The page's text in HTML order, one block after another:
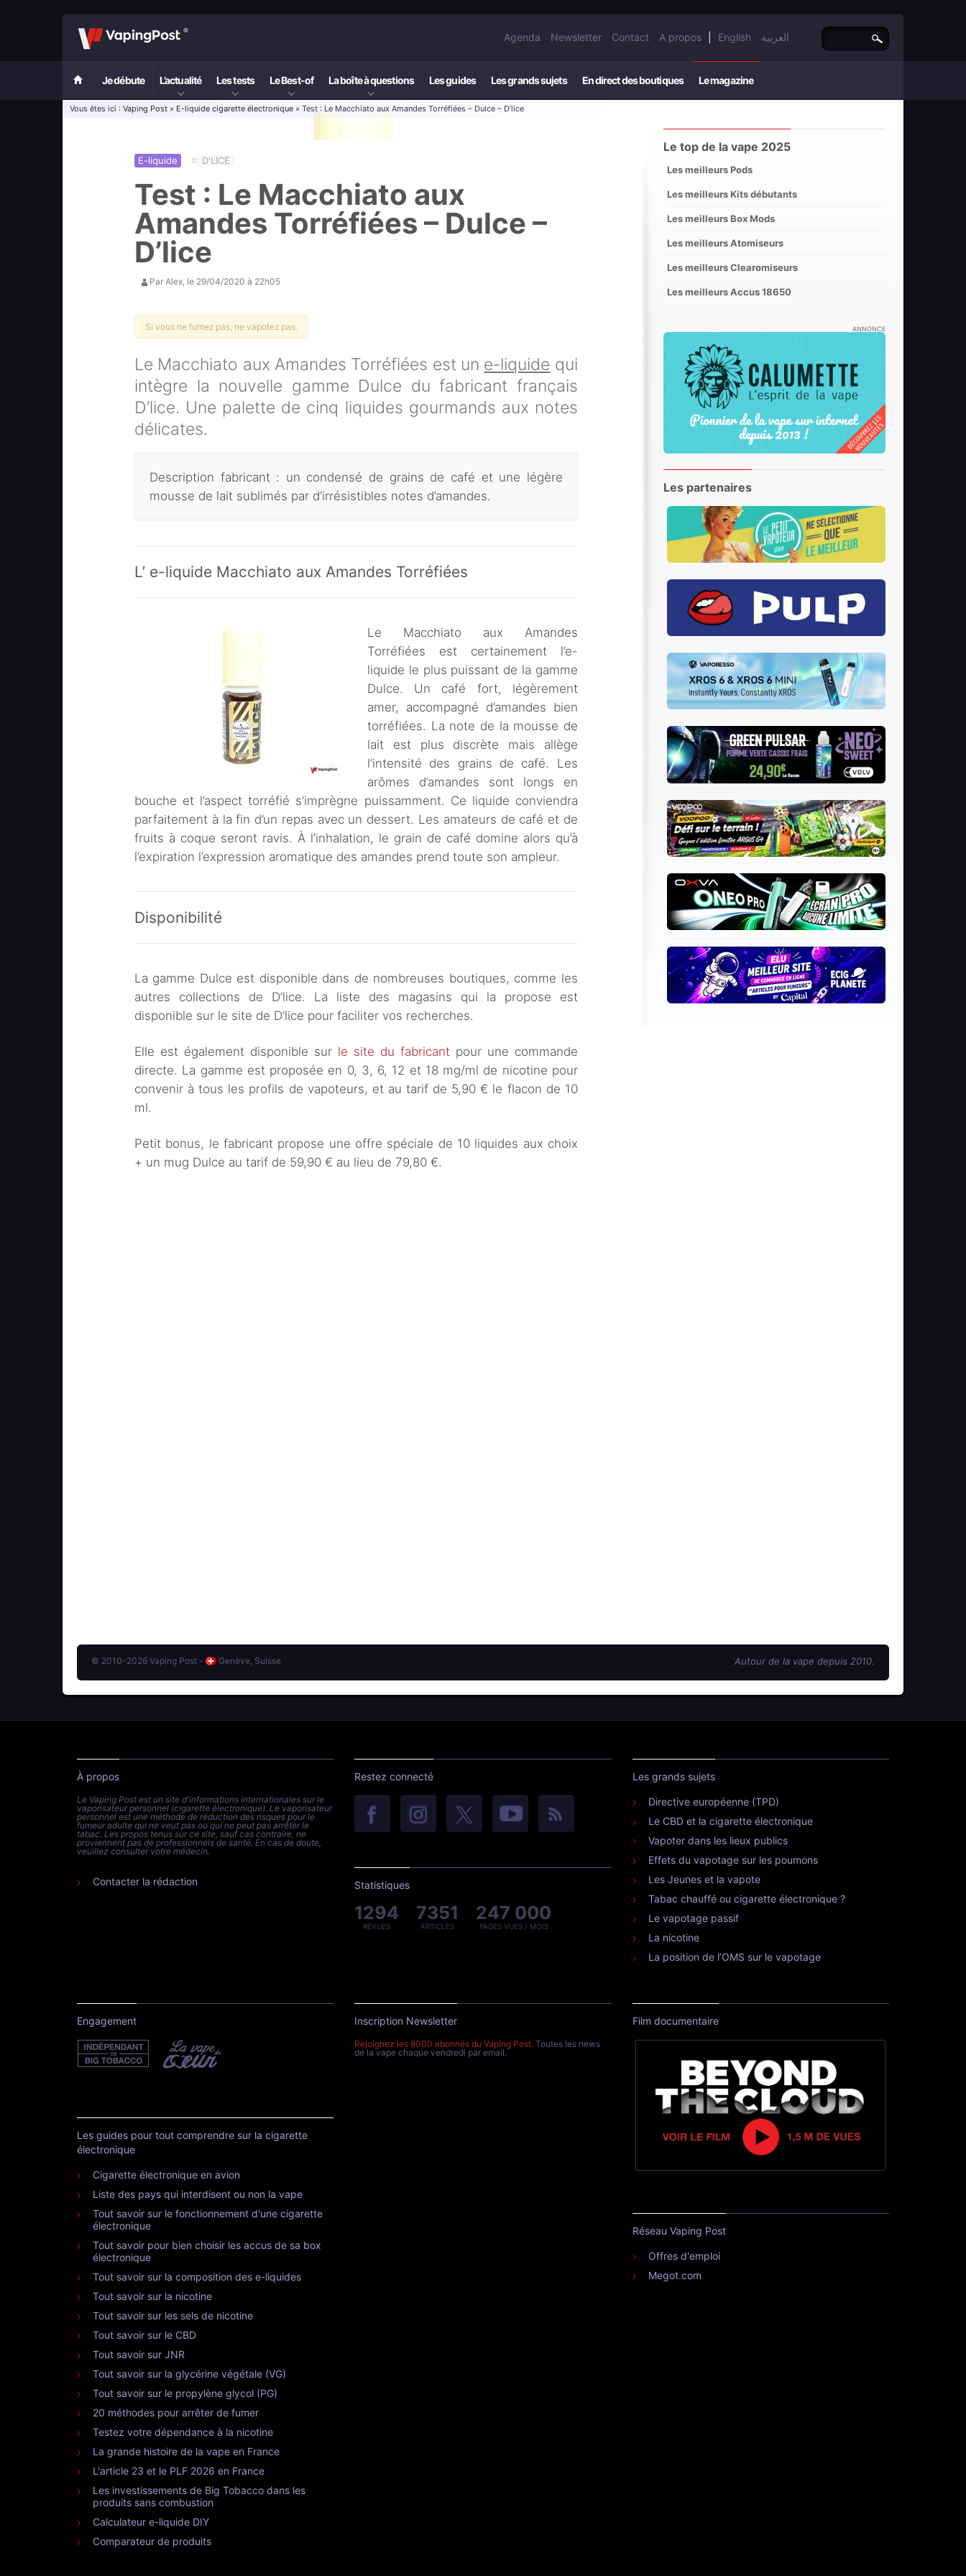
Agenda Newsletter Contact A propos English العربية
Je débute L’actualité Les tests Le Best-of La boîte à questions Les guides Les grands sujets En direct des boutiques Le magazine
Vous êtes ici : Vaping Post » E-liquide cigarette électronique » Test : Le Macchiato aux Amandes Torréfiées – Dulce – D’lice
Test : Le Macchiato aux
Amandes Torréfiées – Dulce –
D’lice
E-liquide # D'LICE
Par Alex, le 29/04/2020 à 22h05
Si vous ne fumez pas, ne vapotez pas.
Le Macchiato aux Amandes Torréfiées est un e-liquide qui
intègre la nouvelle gamme Dulce du fabricant français
D’lice. Une palette de cinq liquides gourmands aux notes
délicates.
Description fabricant : un condensé de grains de café et une légère
mousse de lait sublimés par d’irrésistibles notes d’amandes.
L’ e-liquide Macchiato aux Amandes Torréfiées
Le Macchiato aux Amandes
Torréfiées est certainement l’e-
liquide le plus puissant de la gamme
Dulce. Un café fort, légèrement
amer, accompagné d’amandes bien
torréfiées. La note de la mousse de
lait est plus discrète mais allège
l’intensité des grains de café. Les
arômes d’amandes sont longs en
bouche et l’aspect torréfié s’imprègne puissamment. Ce liquide conviendra
parfaitement à la fin d’un repas avec un dessert. Les amateurs de café et de
fruits à coque seront ravis. À l’inhalation, le grain de café domine alors qu’à
l’expiration l’expression aromatique des amandes prend toute son ampleur.
Disponibilité
La gamme Dulce est disponible dans de nombreuses boutiques, comme les
autres collections de D’lice. La liste des magasins qui la propose est
disponible sur le site de D’lice pour faciliter vos recherches.
Elle est également disponible sur le site du fabricantpour une commande
directe. La gamme est proposée en 0, 3, 6, 12 et 18 mg/ml de nicotine pour
convenir à tous les profils de vapoteurs, et au tarif de 5,90 € le flacon de 10
ml.
Petit bonus, le fabricant propose une offre spéciale de 10 liquides aux choix
+ un mug Dulce au tarif de 59,90 € au lieu de 79,80 €.
Le top de la vape 2025
Les meilleurs Pods
Les meilleurs Kits débutants
Les meilleurs Box Mods
Les meilleurs Atomiseurs
Les meilleurs Clearomiseurs
Les meilleurs Accus 18650
ANNONCE
Les partenaires
© 2010-2026 Vaping Post - Genève, Suisse Autour de la vape depuis 2010.
À propos
Le Vaping Post est un site d'informations internationales sur le
vaporisateur personnel (cigarette électronique). Le vaporisateur
personnel est une méthode de réduction des risques pour le
fumeur adulte qui ne veut pas ou qui ne peut pas arrêter le
tabac. Les propos tenus sur ce site, sauf cas contraire, ne
proviennent pas de professionnels de santé. En cas de doute,
veuillez consulter votre médecin.
Contacter la rédaction
Restez connecté
Statistiques
1294
REVUES
7351
ARTICLES
247 000
PAGES VUES / MOIS
Les grands sujets
Directive européenne (TPD)
Le CBD et la cigarette électronique
Vapoter dans les lieux publics
Effets du vapotage sur les poumons
Les Jeunes et la vapote
Tabac chauffé ou cigarette électronique ?
Le vapotage passif
La nicotine
La position de l’OMS sur le vapotage
Engagement
Les guides pour tout comprendre sur la cigarette
électronique
Cigarette électronique en avion
Liste des pays qui interdisent ou non la vape
Tout savoir sur le fonctionnement d'une cigarette
électronique
Tout savoir pour bien choisir les accus de sa box
électronique
Tout savoir sur la composition des e-liquides
Tout savoir sur la nicotine
Tout savoir sur les sels de nicotine
Tout savoir sur le CBD
Tout savoir sur JNR
Tout savoir sur la glycérine végétale (VG)
Tout savoir sur le propylène glycol (PG)
20 méthodes pour arrêter de fumer
Testez votre dépendance à la nicotine
La grande histoire de la vape en France
L'article 23 et le PLF 2026 en France
Les investissements de Big Tobacco dans les
produits sans combustion
Calculateur e-liquide DIY
Comparateur de produits
Inscription Newsletter
Rejoignez les 8000 abonnés du Vaping Post. Toutes les news
de la vape chaque vendredi par email.
Film documentaire
Réseau Vaping Post
Offres d'emploi
Megot.com